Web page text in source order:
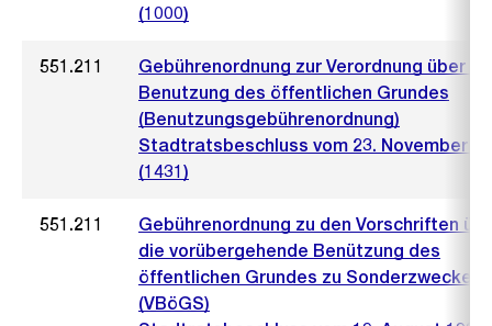
(1000)
551.211
Gebührenordnung zur Verordnung über
Benutzung des öffentlichen Grundes
(Benutzungsgebührenordnung)
Stadtratsbeschluss vom 23. November
(1431)
551.211
Gebührenordnung zu den Vorschriften
die vorübergehende Benützung des
öffentlichen Grundes zu Sonderzwecken
(VBöGS)